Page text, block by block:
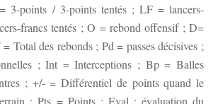
3-points / 3-points tentés ; LF = lancers-
francs tentés ; O = rebond offensif ; D=
Total des rebonds ; Pd = passes décisives ;
; Int = Interceptions ; Bp = Balles
; +/- = Différentiel de points quand le